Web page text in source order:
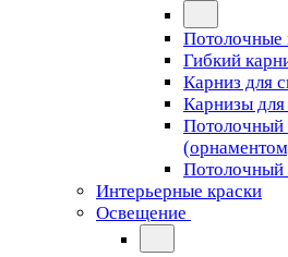
Потолочные
Гибкий
Карниз для
Карнизы
Потолочный
Потолочный
Интерьерные краски
Освещение